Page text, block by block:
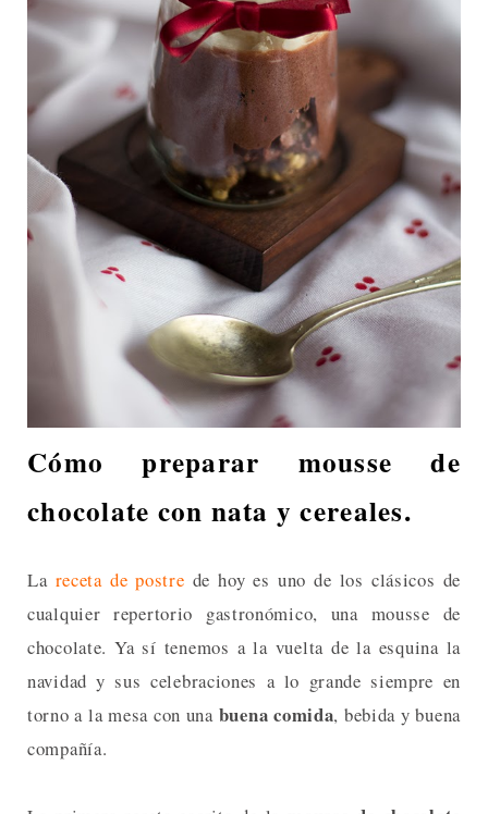
Cómo preparar mousse de
chocolate con nata y cereales.
La receta de postre de hoy es uno de los clásicos de
cualquier repertorio gastronómico, una mousse de
chocolate. Ya sí tenemos a la vuelta de la esquina la
navidad y sus celebraciones a lo grande siempre en
torno a la mesa con una buena comida, bebida y buena
compañía.